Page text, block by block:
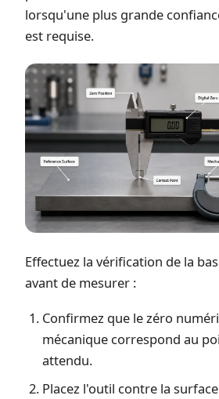
lorsqu'une plus grande
est requise.
Effectuez la vérification de la
avant de mesurer :
Confirmez que le zéro
mécanique correspond au
attendu.
Placez l'outil contre la